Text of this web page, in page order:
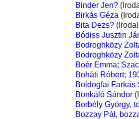
Binder Jen?
Birkás Géza
Bita Dezs?
Bódiss Jusztin
Bodroghközy
Bodroghközy
Boér Emma;
Boháti Róbert;
Boldogfai Farkas
Bonkáló Sándor
Borbély György,
Bozzay Pál,